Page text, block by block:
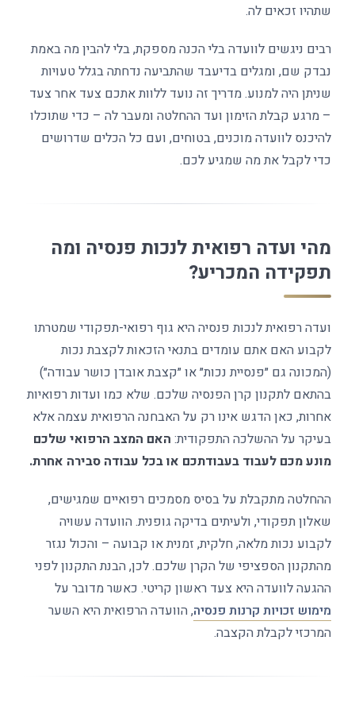
שתהיו זכאים לה.
רבים ניגשים לוועדה בלי הכנה מספקת, בלי להבין מה באמת
נבדק שם, ומגלים בדיעבד שהתביעה נדחתה בגלל טעויות
שניתן היה למנוע. מדריך זה נועד ללוות אתכם צעד אחר צעד
– מרגע קבלת הזימון ועד ההחלטה ומעבר לה – כדי שתוכלו
להיכנס לוועדה מוכנים, בטוחים, ועם כל הכלים שדרושים
כדי לקבל את מה שמגיע לכם.
מהי ועדה רפואית לנכות פנסיה ומה
תפקידה המכריע?
ועדה רפואית לנכות פנסיה היא גוף רפואי-תפקודי שמטרתו
לקבוע האם אתם עומדים בתנאי הזכאות לקצבת נכות
(המכונה גם ״פנסיית נכות״ או ״קצבת אובדן כושר עבודה״)
בהתאם לתקנון קרן הפנסיה שלכם. שלא כמו ועדות רפואיות
אחרות, כאן הדגש אינו רק על האבחנה הרפואית עצמה אלא
בעיקר על ההשלכה התפקודית: האם המצב הרפואי שלכם
מונע מכם לעבוד בעבודתכם או בכל עבודה סבירה אחרת.
ההחלטה מתקבלת על בסיס מסמכים רפואיים שמגישים,
שאלון תפקודי, ולעיתים בדיקה גופנית. הוועדה עשויה
לקבוע נכות מלאה, חלקית, זמנית או קבועה – והכול נגזר
מהתקנון הספציפי של הקרן שלכם. לכן, הבנת התקנון לפני
ההגעה לוועדה היא צעד ראשון קריטי. כאשר מדובר על
מימוש זכויות קרנות פנסיה, הוועדה הרפואית היא השער
המרכזי לקבלת הקצבה.